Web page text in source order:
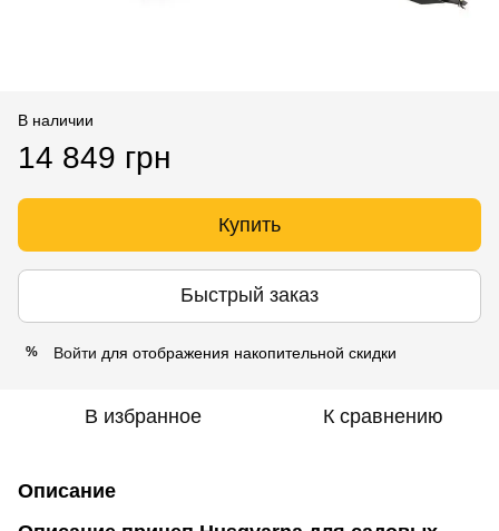
В наличии
14 849 грн
Купить
Быстрый заказ
% Войти для отображения накопительной скидки
В избранное К сравнению
Описание